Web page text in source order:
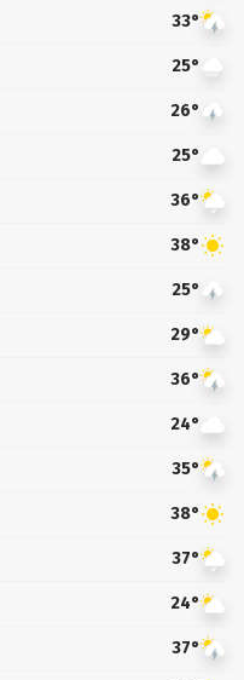
33°
25°
26°
25°
36°
38°
25°
29°
36°
24°
35°
38°
37°
24°
37°